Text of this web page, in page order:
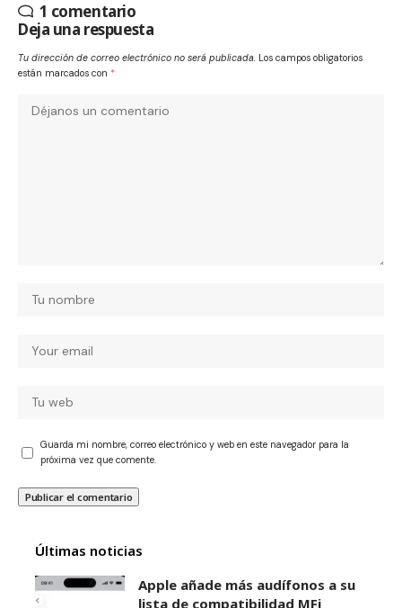
1 comentario
Deja una respuesta
Tu dirección de correo electrónico no será publicada. Los campos obligatorios
están marcados con *
Guarda mi nombre, correo electrónico y web en este navegador para la
próxima vez que comente.
Últimas noticias
Apple añade más audífonos a su
lista de compatibilidad MFi